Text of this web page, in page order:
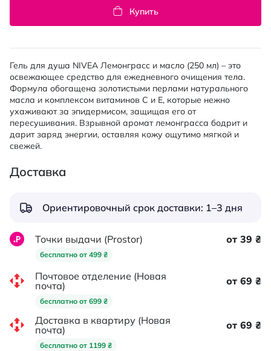
Купить
Гель для душа NIVEA Лемонграсс и масло (250 мл) – это
освежающее средство для ежедневного очищения тела.
Формула обогащена золотистыми перлами натурального
масла и комплексом витаминов C и E, которые нежно
ухаживают за эпидермисом, защищая его от
пересушивания. Взрывной аромат лемонграсса бодрит и
дарит заряд энергии, оставляя кожу ощутимо мягкой и
свежей.
Доставка
Ориентировочный срок доставки: 1–3 дня
Точки выдачи (Prostor)
бесплатно от 499 ₴
от 39 ₴
Почтовое отделение (Новая
почта)
бесплатно от 699 ₴
от 69 ₴
Доставка в квартиру (Новая
почта)
бесплатно от 1199 ₴
от 69 ₴